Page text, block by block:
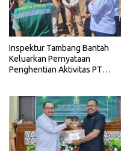
Inspektur Tambang Bantah
Keluarkan Pernyataan
Penghentian Aktivitas PT